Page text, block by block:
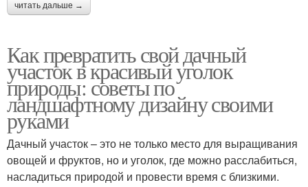
читать дальше →
Как превратить свой дачный
участок в красивый уголок
природы: советы по
ландшафтному дизайну своими
руками
Дачный участок – это не только место для выращивания
овощей и фруктов, но и уголок, где можно расслабиться,
насладиться природой и провести время с близкими.